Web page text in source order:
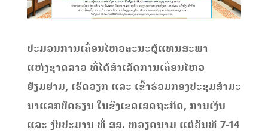
ປະມວນການເຄື່ອນໄຫວຄະນະຜູ້ແທນສະພາ
ແຫ່ງຊາດລາວ ທີ່ໄດ້ສຳເລັດການເຄື່ອນໄຫວ
ຢ້ຽມຢາມ, ເຮັດວຽກ ແລະ ເຂົ້າຮ່ວມກອງປະຊຸມສຳມະ
ນາແລກບົດຮຽນ ໃນຂົງເຂດເສດຖະກິດ, ການເງິນ
ແລະ ງົບປະມານ ທີ່ ສສ. ຫວຽດນາມ ແຕ່ວັນທີ 7-14